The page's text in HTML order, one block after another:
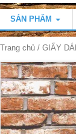
SẢN PHẨM
Trang chủ / GIẤY